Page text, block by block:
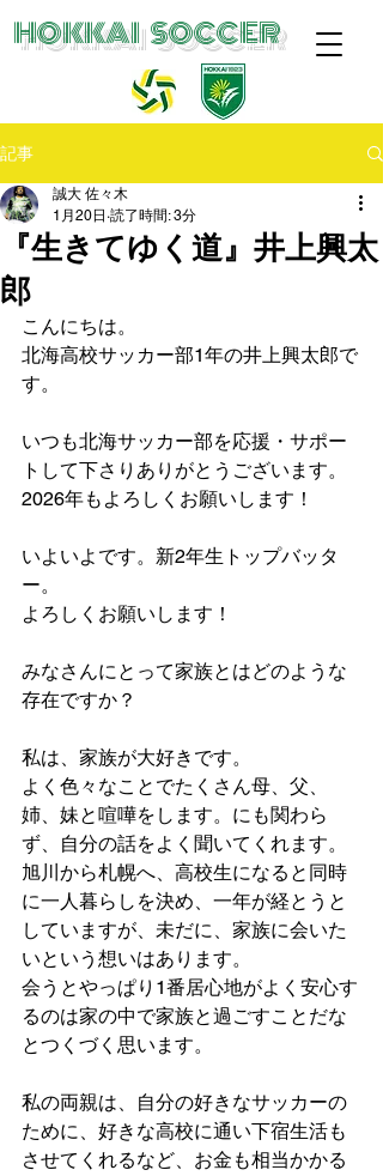
​HOKKAI SOCCER
記事
『生きてゆく道』井上興太
郎
誠大 佐々木
1月20日 読了時間: 3分
こんにちは。
北海高校サッカー部1年の井上興太郎で
す。
いつも北海サッカー部を応援・サポー
トして下さりありがとうございます。
2026年もよろしくお願いします！
いよいよです。新2年生トップバッタ
ー。
よろしくお願いします！
みなさんにとって家族とはどのような
存在ですか？
私は、家族が大好きです。
よく色々なことでたくさん母、父、
姉、妹と喧嘩をします。にも関わら
ず、自分の話をよく聞いてくれます。
旭川から札幌へ、高校生になると同時
に一人暮らしを決め、一年が経とうと
していますが、未だに、家族に会いた
いという想いはあります。
会うとやっぱり1番居心地がよく安心す
るのは家の中で家族と過ごすことだな
とつくづく思います。
私の両親は、自分の好きなサッカーの
ために、好きな高校に通い下宿生活も
させてくれるなど、お金も相当かかる